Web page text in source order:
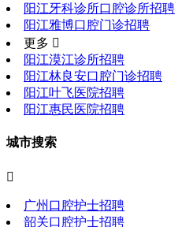
阳江牙科诊所口腔诊所招聘
阳江雅博口腔门诊招聘
更多 
阳江漠江诊所招聘
阳江林良安口腔门诊招聘
阳江叶飞医院招聘
阳江惠民医院招聘
城市搜索

广州口腔护士招聘
韶关口腔护士招聘